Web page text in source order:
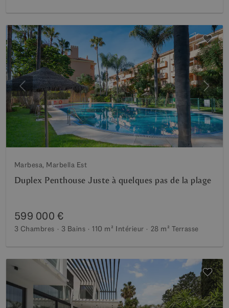
Précédent
Marbesa, Marbella Est
Duplex Penthouse Juste à quelques pas de la plage
599 000 €
3 Chambres 3 Bains 110 m² Intérieur 28 m² Terrasse